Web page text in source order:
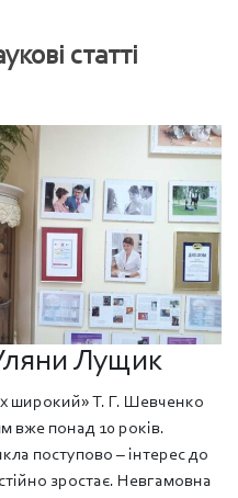
статті
Лущик
широкий» Т. Г. Шевченко
вже понад 10 років.
поступово – інтерес до
зростає. Невгамовна